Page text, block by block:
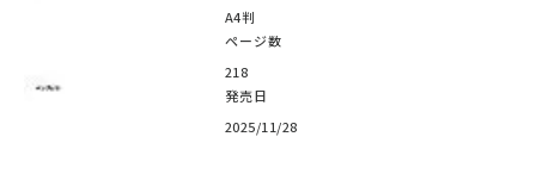
A4判
ページ数
218
発売日
2025/11/28